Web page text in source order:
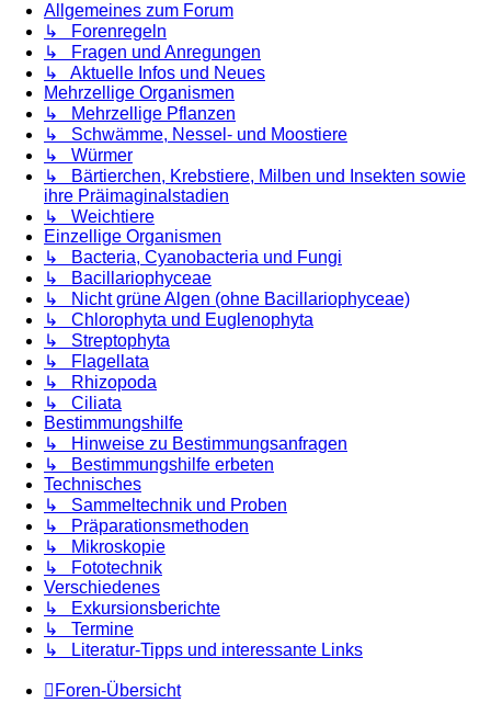
Allgemeines zum Forum
↳ Forenregeln
↳ Fragen und Anregungen
↳ Aktuelle Infos und Neues
Mehrzellige Organismen
↳ Mehrzellige Pflanzen
↳ Schwämme, Nessel- und Moostiere
↳ Würmer
↳ Bärtierchen, Krebstiere, Milben und Insekten sowie
ihre Präimaginalstadien
↳ Weichtiere
Einzellige Organismen
↳ Bacteria, Cyanobacteria und Fungi
↳ Bacillariophyceae
↳ Nicht grüne Algen (ohne Bacillariophyceae)
↳ Chlorophyta und Euglenophyta
↳ Streptophyta
↳ Flagellata
↳ Rhizopoda
↳ Ciliata
Bestimmungshilfe
↳ Hinweise zu Bestimmungsanfragen
↳ Bestimmungshilfe erbeten
Technisches
↳ Sammeltechnik und Proben
↳ Präparationsmethoden
↳ Mikroskopie
↳ Fototechnik
Verschiedenes
↳ Exkursionsberichte
↳ Termine
↳ Literatur-Tipps und interessante Links
Foren-Übersicht